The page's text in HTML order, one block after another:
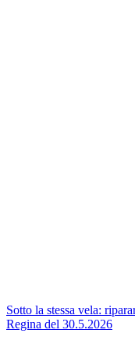
Sotto la stessa vela:
Regina del 30.5.2026